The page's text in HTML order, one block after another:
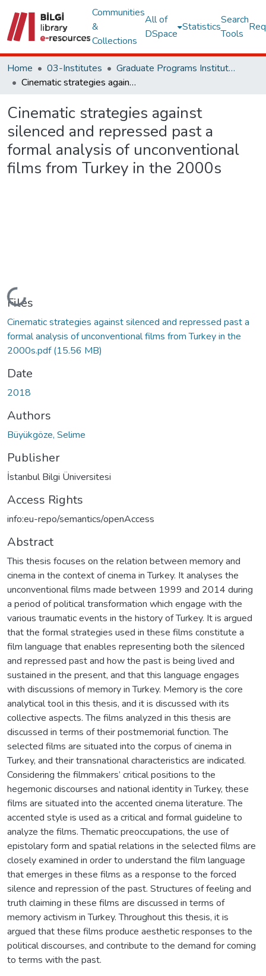
Communities
&
Collections
All of
DSpace
Statistics
Search
Tools
Home 03-Institutes
Graduate Programs Institute Thesis Collection
Cinematic strategies against silenced and repressed past a formal analysis of unconventional films from Turkey in the 2000s
Cinematic strategies against
silenced and repressed past a
formal analysis of unconventional
films from Turkey in the 2000s
Loading...
Files
Cinematic strategies against silenced and repressed past a
formal analysis of unconventional films from Turkey in the
2000s.pdf(15.56 MB)
Date
2018
Authors
Büyükgöze, Selime
Publisher
İstanbul Bilgi Üniversitesi
Access Rights
info:eu-repo/semantics/openAccess
Abstract
This thesis focuses on the relation between memory and
cinema in the context of cinema in Turkey. It analyses the
unconventional films made between 1999 and 2014 during
a period of political transformation which engage with the
various traumatic events in the history of Turkey. It is argued
that the formal strategies used in these films constitute a
film language that enables representing both the silenced
and repressed past and how the past is being lived and
sustained in the present, and that this language engages
with discussions of memory in Turkey. Memory is the core
analytical tool in this thesis, and it is discussed with its
collective aspects. The films analyzed in this thesis are
discussed in terms of their postmemorial function. The
selected films are situated into the corpus of cinema in
Turkey, and their transnational characteristics are indicated.
Considering the filmmakers’ critical positions to the
hegemonic discourses and national identity in Turkey, these
films are situated into the accented cinema literature. The
accented style is used as a critical and formal guideline to
analyze the films. Thematic preoccupations, the use of
epistolary form and spatial relations in the selected films are
closely examined in order to understand the film language
that emerges in these films as a response to the forced
silence and repression of the past. Structures of feeling and
truth claiming in these films are discussed in terms of
memory activism in Turkey. Throughout this thesis, it is
argued that these films produce aesthetic responses to the
political discourses, and contribute to the demand for coming
to terms with the past.